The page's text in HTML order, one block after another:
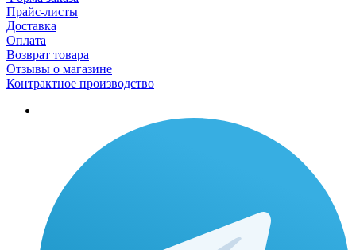
Прайс-листы
Доставка
Оплата
Возврат товара
Отзывы о магазине
Контрактное производство